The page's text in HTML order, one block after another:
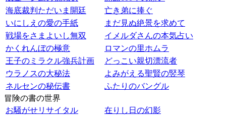
海底裁判ただいま開廷
亡き弟に捧ぐ
いにしえの愛の手紙
まだ見ぬ絶景を求めて
戦場をさまよいし無双
イメルダさんの本気占い
かくれんぼの極意
ロマンの里ホムラ
王子のミラクル強兵計画
どっこい親切漂流者
ウラノスの大秘法
よみがえる聖賢の竪琴
ネルセンの秘伝書
ふたりのバングル
冒険の書の世界
お騒がせリサイタル
在りし日の幻影